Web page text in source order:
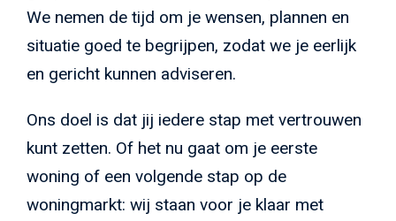
We nemen de tijd om je wensen, plannen en
situatie goed te begrijpen, zodat we je eerlijk
en gericht kunnen adviseren.
Ons doel is dat jij iedere stap met vertrouwen
kunt zetten. Of het nu gaat om je eerste
woning of een volgende stap op de
woningmarkt: wij staan voor je klaar met